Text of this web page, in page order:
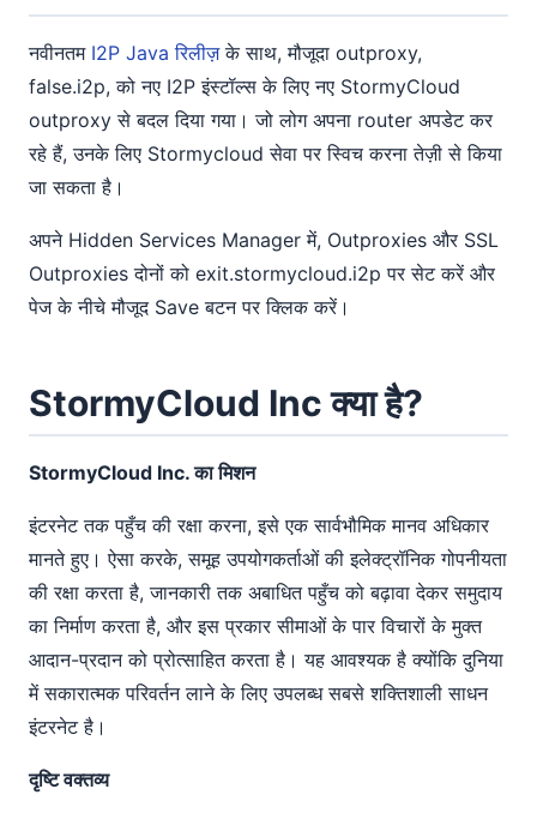
नवीनतम I2P Java रिलीज़के साथ, मौजूदा outproxy,
false.i2p, को नए I2P इंस्टॉल्स के लिए नए StormyCloud
outproxy से बदल दिया गया। जो लोग अपना router अपडेट कर
रहे हैं, उनके लिए Stormycloud सेवा पर स्विच करना तेज़ी से किया
जा सकता है।
अपने Hidden Services Manager में, Outproxies और SSL
Outproxies दोनों को exit.stormycloud.i2p पर सेट करें और
पेज के नीचे मौजूद Save बटन पर क्लिक करें।
StormyCloud Inc क्या है?
StormyCloud Inc. का मिशन
इंटरनेट तक पहुँच की रक्षा करना, इसे एक सार्वभौमिक मानव अधिकार
मानते हुए। ऐसा करके, समूह उपयोगकर्ताओं की इलेक्ट्रॉनिक गोपनीयता
की रक्षा करता है, जानकारी तक अबाधित पहुँच को बढ़ावा देकर समुदाय
का निर्माण करता है, और इस प्रकार सीमाओं के पार विचारों के मुक्त
आदान-प्रदान को प्रोत्साहित करता है। यह आवश्यक है क्योंकि दुनिया
में सकारात्मक परिवर्तन लाने के लिए उपलब्ध सबसे शक्तिशाली साधन
इंटरनेट है।
दृष्टि वक्तव्य